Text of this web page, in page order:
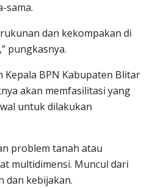
sama.
dan kekompakan di
pungkasnya.
Kepala BPN Kabupaten Blitar
akan memfasilitasi yang
untuk dilakukan
problem tanah atau
multidimensi. Muncul dari
dan kebijakan.